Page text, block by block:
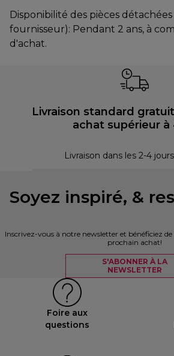
Disponibilité des pièces
fournisseur): Pendant 2 ans, à
d'achat.
Livraison standard
achat supérieur
Livraison dans les 2-4
Soyez inspiré, &
Inscrivez-vous à notre newsletter et bénéficiez
prochain achat!
S'ABONNER À LA
NEWSLETTER
Foire aux
questions